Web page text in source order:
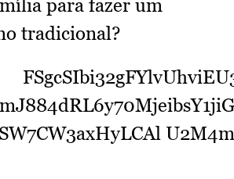
para fazer um
tradicional?